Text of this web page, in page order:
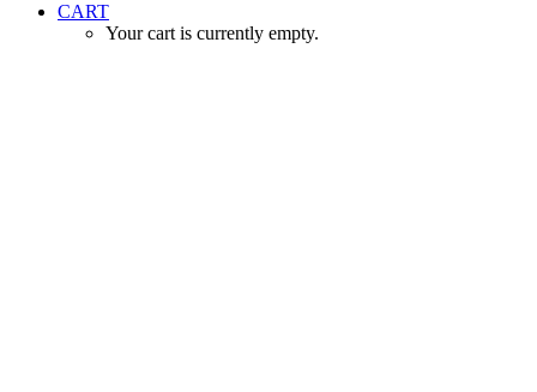
CART
Your cart is currently empty.